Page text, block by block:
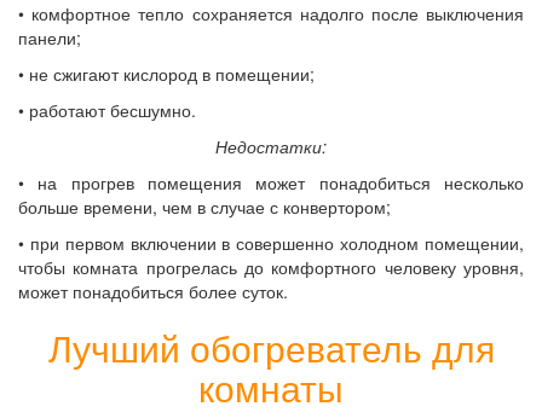
• комфортное тепло сохраняется надолго после выключения
панели;
• не сжигают кислород в помещении;
• работают бесшумно.
Недостатки:
• на прогрев помещения может понадобиться несколько
больше времени, чем в случае с конвертором;
• при первом включении в совершенно холодном помещении,
чтобы комната прогрелась до комфортного человеку уровня,
может понадобиться более суток.
Лучший обогреватель для
комнаты